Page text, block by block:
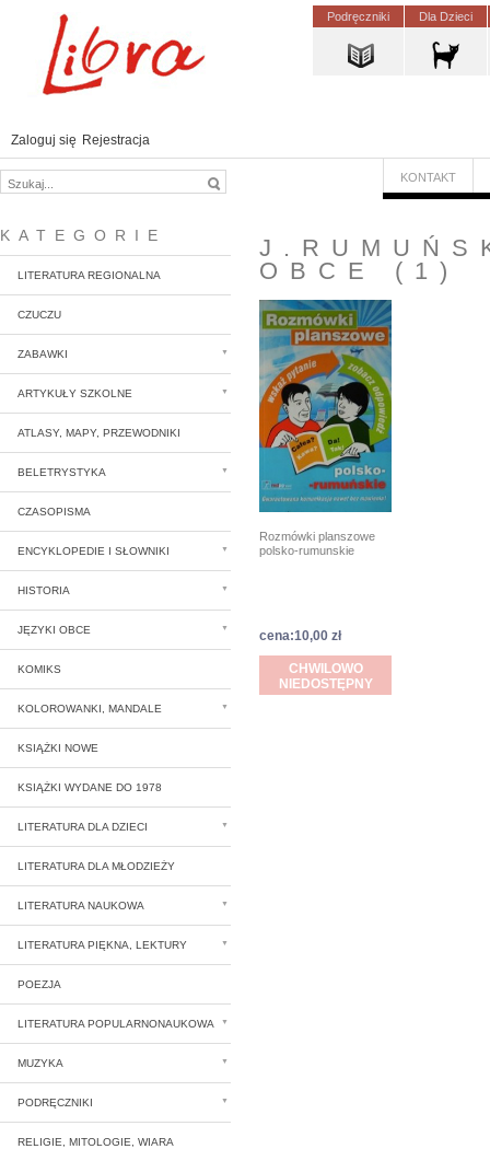
Podręczniki Dla Dzieci
Zaloguj się Rejestracja
KONTAKT
KATEGORIE
LITERATURA REGIONALNA
CZUCZU
ZABAWKI
ARTYKUŁY SZKOLNE
ATLASY, MAPY, PRZEWODNIKI
BELETRYSTYKA
CZASOPISMA
ENCYKLOPEDIE I SŁOWNIKI
HISTORIA
JĘZYKI OBCE
KOMIKS
KOLOROWANKI, MANDALE
KSIĄŻKI NOWE
KSIĄŻKI WYDANE DO 1978
LITERATURA DLA DZIECI
LITERATURA DLA MŁODZIEŻY
LITERATURA NAUKOWA
LITERATURA PIĘKNA, LEKTURY
POEZJA
LITERATURA POPULARNONAUKOWA
MUZYKA
PODRĘCZNIKI
RELIGIE, MITOLOGIE, WIARA
OBCE
(1)
Rozmówki planszowe
polsko-rumunskie
cena:10,00 zł
CHWILOWO
NIEDOSTĘPNY